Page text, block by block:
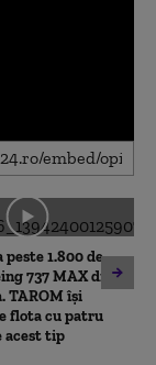
peste 1.800 de
737 MAX din
TAROM își
flota cu patru
acest tip